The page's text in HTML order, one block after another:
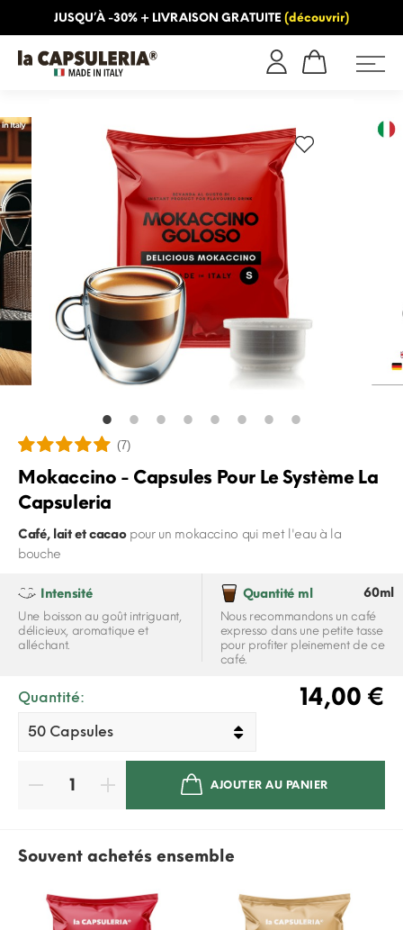
JUSQU’À -30% + LIVRAISON GRATUITE (découvrir)
(7)
Mokaccino - Capsules Pour Le Système La
Capsuleria
Café, lait et cacaopour un mokaccino qui met l'eau à la
bouche
Intensité
Une boisson au goût intriguant,
délicieux, aromatique et
alléchant.
Quantité ml 60ml
Nous recommandons un café
expresso dans une petite tasse
pour profiter pleinement de ce
café.
14,00 €
Quantité:
AJOUTER AU PANIER
Souvent achetés ensemble